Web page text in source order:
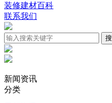
装修建材百科
联系我们
新闻资讯
分类